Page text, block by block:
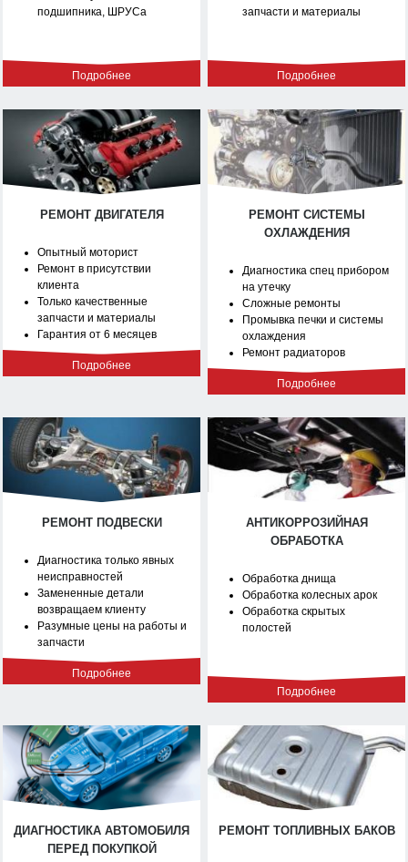
подшипника, ШРУСа
Подробнее
запчасти и материалы
Подробнее
РЕМОНТ ДВИГАТЕЛЯ
Опытный моторист
Ремонт в присутствии
клиента
Только качественные
запчасти и материалы
Гарантия от 6 месяцев
Подробнее
РЕМОНТ СИСТЕМЫ
ОХЛАЖДЕНИЯ
Диагностика спец прибором
на утечку
Сложные ремонты
Промывка печки и системы
охлаждения
Ремонт радиаторов
Подробнее
РЕМОНТ ПОДВЕСКИ
Диагностика только явных
неисправностей
Замененные детали
возвращаем клиенту
Разумные цены на работы и
запчасти
Подробнее
АНТИКОРРОЗИЙНАЯ
ОБРАБОТКА
Обработка днища
Обработка колесных арок
Обработка скрытых
полостей
Подробнее
ДИАГНОСТИКА АВТОМОБИЛЯ
ПЕРЕД ПОКУПКОЙ
РЕМОНТ ТОПЛИВНЫХ БАКОВ